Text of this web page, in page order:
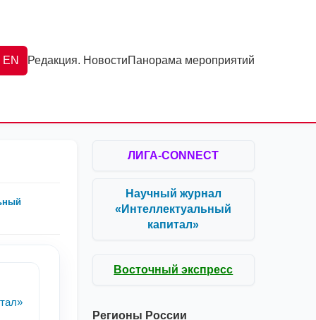
EN Редакция. НовостиПанорама мероприятий
ЛИГА-CONNECT
Научный журнал
«Интеллектуальный
капитал»
Восточный экспресс
Регионы России